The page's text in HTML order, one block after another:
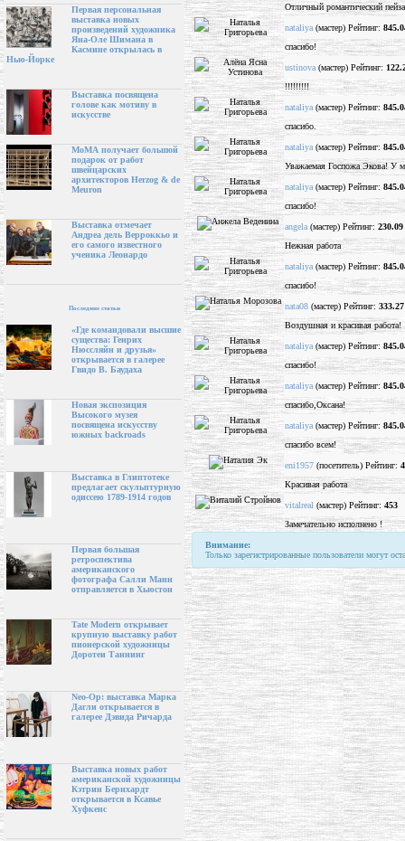
Первая персональная
выставка новых
произведений художника
Яна-Оле Шимана в
Касмине открылась в
Нью-Йорке
Выставка посвящена
голове как мотиву в
искусстве
МоМА получает большой
подарок от работ
швейцарских
архитекторов Herzog & de
Meuron
Выставка отмечает
Андреа дель Верроккьо и
его самого известного
ученика Леонардо
Последние статьи
«Где командовали высшие
существа: Генрих
Нюссляйн и друзья»
открывается в галерее
Гвидо В. Баудаха
Новая экспозиция
Высокого музея
посвящена искусству
южных backroads
Выставка в Глиптотеке
предлагает скульптурную
одиссею 1789-1914 годов
Первая большая
ретроспектива
американского
фотографа Салли Манн
отправляется в Хьюстон
Tate Modern открывает
крупную выставку работ
пионерской художницы
Доротеи Таннинг
Neo-Op: выставка Марка
Дагли открывается в
галерее Дэвида Ричарда
Выставка новых работ
американской художницы
Кэтрин Бернхардт
открывается в Ксавье
Хуфкенс
Отличный романтический
nataliya (мастер) Рейтинг:
спасибо!
ustinova (мастер) Рейтинг:
!!!!!!!!!
nataliya (мастер) Рейтинг:
спасибо.
nataliya (мастер) Рейтинг:
Уважаемая Госпожа Экова! У
nataliya (мастер) Рейтинг:
спасибо!
angela (мастер) Рейтинг: 230.09
Нежная работа
nataliya (мастер) Рейтинг:
спасибо!
nata08 (мастер) Рейтинг: 333.27
Воздушная и красивая работа!
nataliya (мастер) Рейтинг:
спасибо!
nataliya (мастер) Рейтинг:
спасибо,Оксана!
nataliya (мастер) Рейтинг:
спасибо всем!
eni1957 (посетитель) Рейтинг:
Красивая работа
vitalreal (мастер) Рейтинг: 453
Замечательно исполнено !
Внимание:
Только зарегистрированные пользователи могут